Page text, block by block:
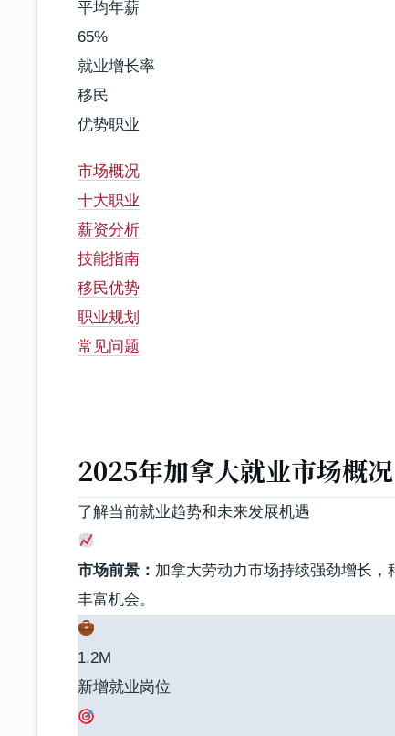
平均年薪
65%
就业增长率
移民
优势职业
市场概况
十大职业
薪资分析
技能指南
移民优势
职业规划
常见问题
2025年加拿大就业市场概况
了解当前就业趋势和未来发展机遇
市场前景： 加拿大劳动力市场持续强劲增长
丰富机会。
1.2M
新增就业岗位